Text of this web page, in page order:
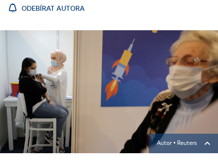
ODEBÍRAT AUTORA
Autor ▪ Reuters